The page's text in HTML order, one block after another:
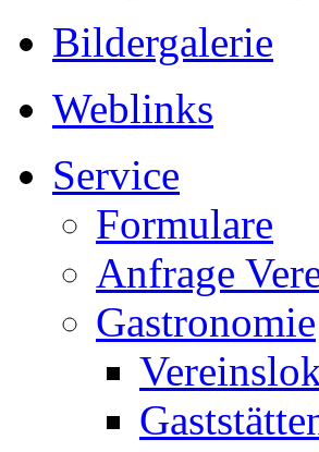
Bildergalerie
Weblinks
Service
Formulare
Anfrage
Gastronomie